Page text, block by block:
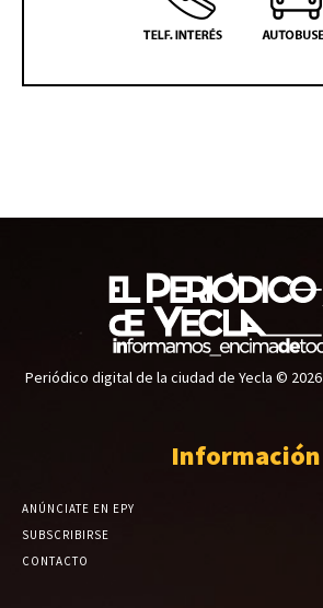
Periódico digital de la ciudad de Yecla © 2026
Información
ANÚNCIATE EN EPY
SUBSCRIBIRSE
CONTACTO